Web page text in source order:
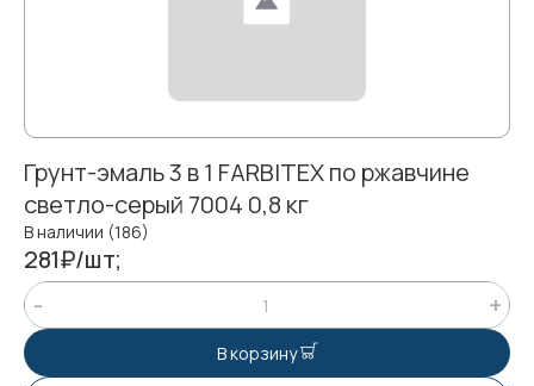
Грунт-эмаль 3 в 1 FARBITEX по ржавчине
светло-серый 7004 0,8 кг
В наличии (186)
281₽/шт;
В корзину